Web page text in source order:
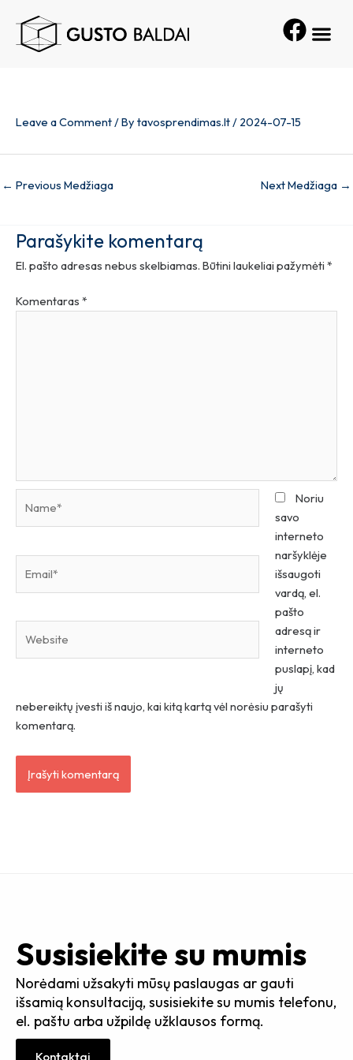
content
Leave a Comment/ By tavosprendimas.lt/ 2024-07-15
navigation
← Previous Medžiaga Next Medžiaga →
Parašykite komentarą
El. pašto adresas nebus skelbiamas. Būtini laukeliai pažymėti *
Komentaras *
Noriu
savo
interneto
naršyklėje
išsaugoti
vardą, el.
pašto
adresą ir
interneto
puslapį, kad
jų
nebereiktų įvesti iš naujo, kai kitą kartą vėl norėsiu parašyti
komentarą.
Susisiekite su mumis
Norėdami užsakyti mūsų paslaugas ar gauti
išsamią konsultaciją, susisiekite su mumis telefonu,
el. paštu arba užpildę užklausos formą.
Kontaktai